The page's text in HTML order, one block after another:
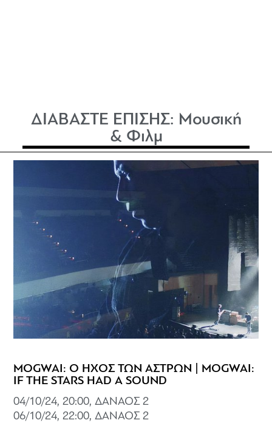
ΔΙΑΒΑΣΤΕ ΕΠΙΣΗΣ: Μουσική
& Φιλμ
MOGWAI: Ο ΗΧΟΣ ΤΩΝ ΑΣΤΡΩΝ | MOGWAI:
IF THE STARS HAD A SOUND
04/10/24, 20:00, ΔΑΝΑΟΣ 2
06/10/24, 22:00, ΔΑΝΑΟΣ 2